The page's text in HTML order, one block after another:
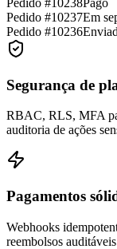
Pedido #10238Pago
Pedido #10237Em
Pedido #10236
Segurança de
RBAC, RLS, MFA
auditoria de ações
Pagamentos
Webhooks
reembolsos